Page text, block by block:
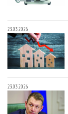
23.03.2026
23.03.2026